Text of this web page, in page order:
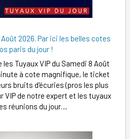
2026. Par ici les belles cotes
paris du jour !
Tuyaux VIP du Samedi 8 Août
à cote magnifique, le ticket
bruits d'écuries (pros les plus
VIP de notre expert et les tuyaux
réunions du jour…